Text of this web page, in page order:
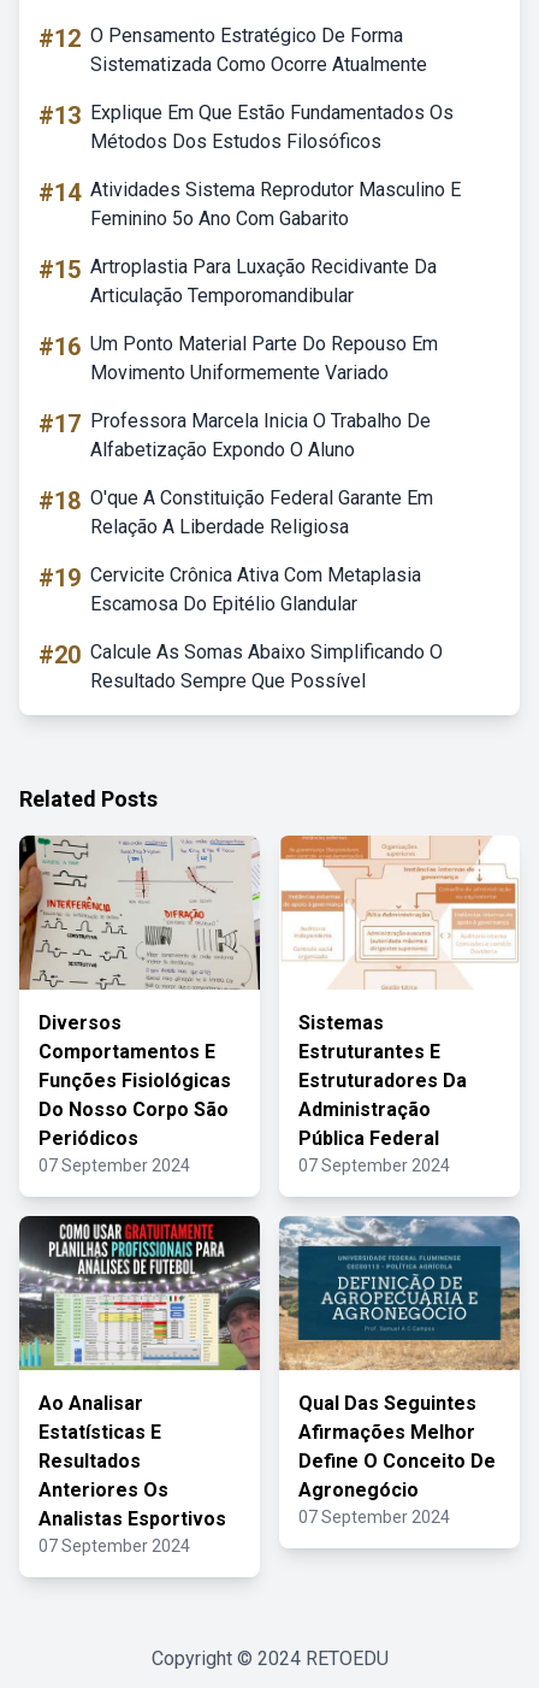
#12 O Pensamento Estratégico De Forma
Sistematizada Como Ocorre Atualmente
#13 Explique Em Que Estão Fundamentados Os
Métodos Dos Estudos Filosóficos
#14 Atividades Sistema Reprodutor Masculino E
Feminino 5o Ano Com Gabarito
#15 Artroplastia Para Luxação Recidivante Da
Articulação Temporomandibular
#16 Um Ponto Material Parte Do Repouso Em
Movimento Uniformemente Variado
#17 Professora Marcela Inicia O Trabalho De
Alfabetização Expondo O Aluno
#18 O'que A Constituição Federal Garante Em
Relação A Liberdade Religiosa
#19 Cervicite Crônica Ativa Com Metaplasia
Escamosa Do Epitélio Glandular
#20 Calcule As Somas Abaixo Simplificando O
Resultado Sempre Que Possível
Related Posts
Diversos
Comportamentos E
Funções Fisiológicas
Do Nosso Corpo São
Periódicos
07 September 2024
Sistemas
Estruturantes E
Estruturadores Da
Administração
Pública Federal
07 September 2024
Ao Analisar
Estatísticas E
Resultados
Anteriores Os
Analistas Esportivos
07 September 2024
Qual Das Seguintes
Afirmações Melhor
Define O Conceito De
Agronegócio
07 September 2024
Copyright © 2024 RETOEDU